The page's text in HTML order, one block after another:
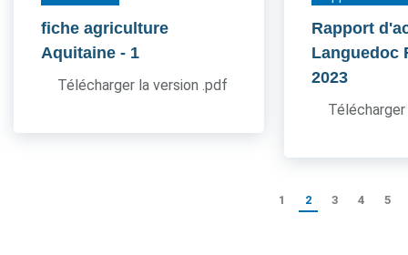
fiche agriculture
Aquitaine - 1
Télécharger la version .pdf
Rapport
Languedoc
2023
1 2 3 4 5